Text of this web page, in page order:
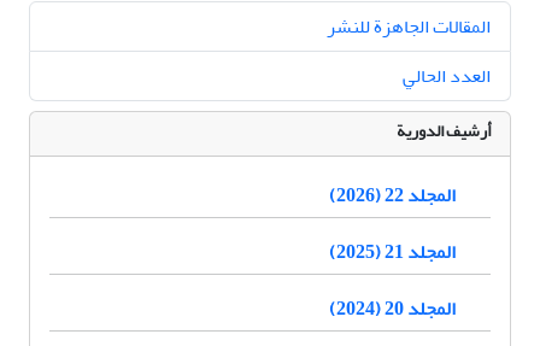
المقالات الجاهزة للنشر
العدد الحالي
أرشيف الدورية
المجلد 22 (2026)
المجلد 21 (2025)
المجلد 20 (2024)